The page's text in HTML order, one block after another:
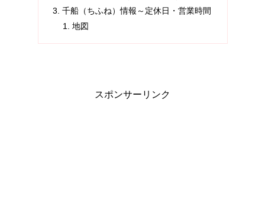
千船（ちふね）情報～定休日・営業時間
地図
スポンサーリンク